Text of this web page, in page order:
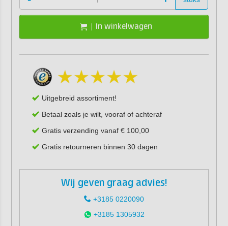
In winkelwagen
Uitgebreid assortiment!
Betaal zoals je wilt, vooraf of achteraf
Gratis verzending vanaf € 100,00
Gratis retourneren binnen 30 dagen
Wij geven graag advies!
+3185 0220090
+3185 1305932